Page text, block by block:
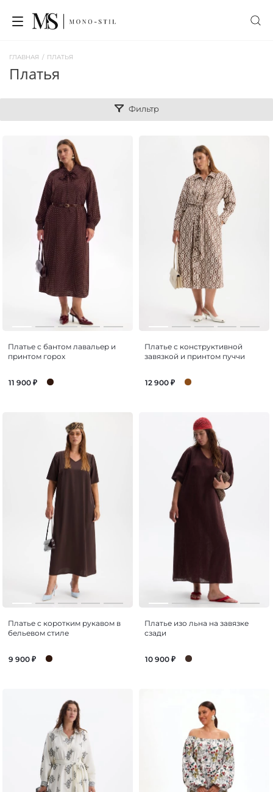
ГЛАВНАЯ / ПЛАТЬЯ
платья
Фильтр
Платье с бантом лавальер и
принтом горох
11 900 ₽
Платье с конструктивной
завязкой и принтом пуччи
12 900 ₽
Платье с коротким рукавом в
бельевом стиле
9 900 ₽
Платье изо льна на завязке
сзади
10 900 ₽